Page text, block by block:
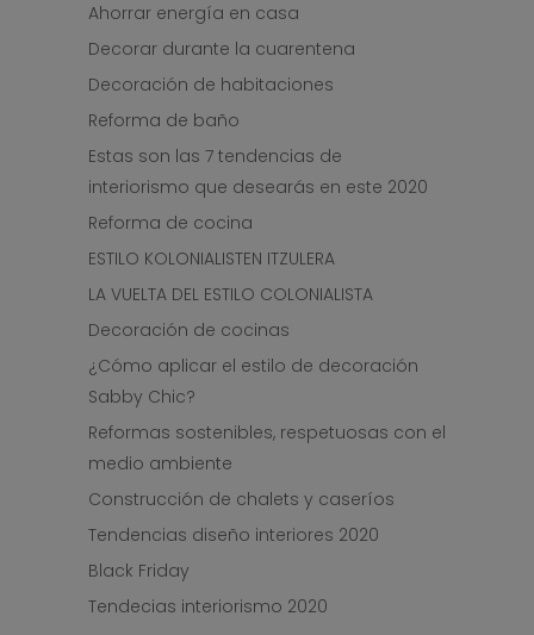
Ahorrar energía en casa
Decorar durante la cuarentena
Decoración de habitaciones
Reforma de baño
Estas son las 7 tendencias de
interiorismo que desearás en este 2020
Reforma de cocina
ESTILO KOLONIALISTEN ITZULERA
LA VUELTA DEL ESTILO COLONIALISTA
Decoración de cocinas
¿Cómo aplicar el estilo de decoración
Sabby Chic?
Reformas sostenibles, respetuosas con el
medio ambiente
Construcción de chalets y caseríos
Tendencias diseño interiores 2020
Black Friday
Tendecias interiorismo 2020